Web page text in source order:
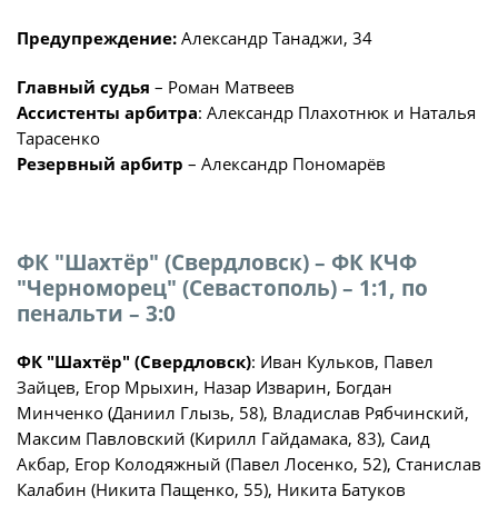
Предупреждение:Александр Танаджи, 34
Главный судья – Роман Матвеев
Ассистенты арбитра: Александр Плахотнюк и Наталья
Тарасенко
Резервный арбитр – Александр Пономарёв
ФК "Шахтёр" (Свердловск) – ФК КЧФ
"Черноморец" (Севастополь) – 1:1, по
пенальти – 3:0
ФК "Шахтёр" (Свердловск): Иван Кульков, Павел
Зайцев, Егор Мрыхин, Назар Изварин, Богдан
Минченко (Даниил Глызь, 58), Владислав Рябчинский,
Максим Павловский (Кирилл Гайдамака, 83), Саид
Акбар, Егор Колодяжный (Павел Лосенко, 52), Станислав
Калабин (Никита Пащенко, 55), Никита Батуков